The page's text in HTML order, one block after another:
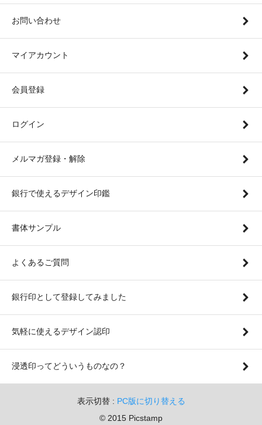
お問い合わせ
マイアカウント
会員登録
ログイン
メルマガ登録・解除
銀行で使えるデザイン印鑑
書体サンプル
よくあるご質問
銀行印として登録してみました
気軽に使えるデザイン認印
浸透印ってどういうものなの？
表示切替 : PC版に切り替える
© 2015 Picstamp